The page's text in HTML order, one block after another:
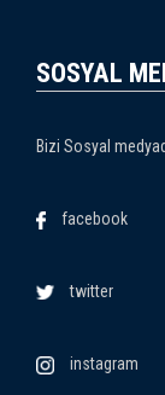
SOSYAL
Bizi Sosyal
facebook
twitter
instagram